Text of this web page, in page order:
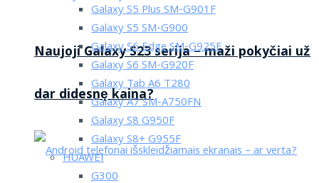
Naujoji Galaxy S23 serija – maži pokyčiai už
dar didesnę kaina?
Galaxy S5 Plus SM-G901F
Galaxy S5 SM-G900
Galaxy S6 Edge SM-G925F
Galaxy S6 SM-G920F
Galaxy Tab A6 T280
Galaxy A7 SM-A750FN
Galaxy S8 G950F
Galaxy S8+ G955F
HUAWEI
G300